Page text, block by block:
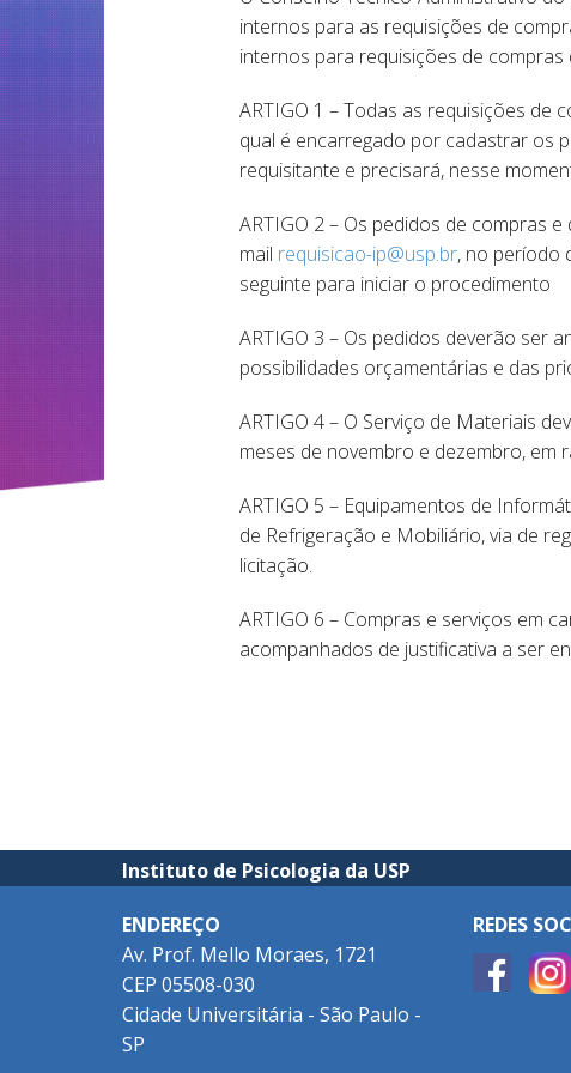
internos para as requisições de
internos para requisições de
ARTIGO 1 – Todas as requisições de
qual é encarregado por cadastrar os
requisitante e precisará, nesse
ARTIGO 2 – Os pedidos de compras
mail requisicao-ip@usp.br, no período
seguinte para iniciar o procedimento
ARTIGO 3 – Os pedidos deverão ser
possibilidades orçamentárias e das
ARTIGO 4 – O Serviço de Materiais
meses de novembro e dezembro, em
ARTIGO 5 – Equipamentos de
de Refrigeração e Mobiliário, via de
licitação.
ARTIGO 6 – Compras e serviços em
acompanhados de justificativa a ser
Instituto de Psicologia da USP
ENDEREÇO
Av. Prof. Mello Moraes, 1721
CEP 05508-030
Cidade Universitária - São Paulo -
SP
REDES